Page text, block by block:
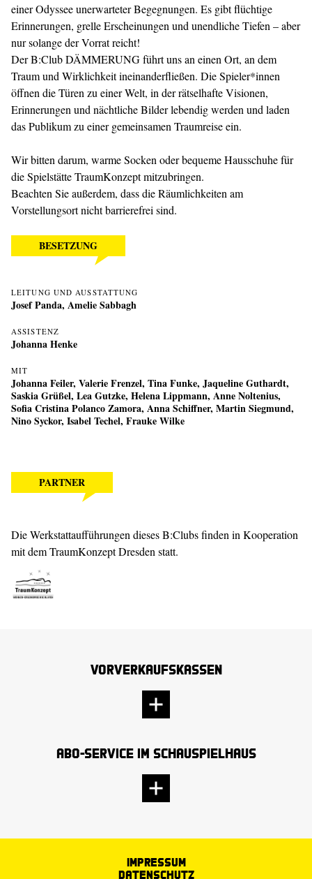
einer Odyssee unerwarteter Begegnungen. Es gibt flüchtige
Erinnerungen, grelle Erscheinungen und unendliche Tiefen – aber
nur solange der Vorrat reicht!
Der B:Club DÄMMERUNG führt uns an einen Ort, an dem
Traum und Wirklichkeit ineinanderfließen. Die Spieler*innen
öffnen die Türen zu einer Welt, in der rätselhafte Visionen,
Erinnerungen und nächtliche Bilder lebendig werden und laden
das Publikum zu einer gemeinsamen Traumreise ein.
Wir bitten darum, warme Socken oder bequeme Hausschuhe für
die Spielstätte TraumKonzept mitzubringen.
Beachten Sie außerdem, dass die Räumlichkeiten am
Vorstellungsort nicht barrierefrei sind.
BESETZUNG
LEITUNG UND AUSSTATTUNG
Josef Panda, Amelie Sabbagh
ASSISTENZ
Johanna Henke
MIT
Johanna Feiler, Valerie Frenzel, Tina Funke, Jaqueline Guthardt,
Saskia Grüßel, Lea Gutzke, Helena Lippmann, Anne Noltenius,
Sofia Cristina Polanco Zamora, Anna Schiffner, Martin Siegmund,
Nino Syckor, Isabel Techel, Frauke Wilke
PARTNER
Die Werkstattaufführungen dieses B:Clubs finden in Kooperation
mit dem TraumKonzept Dresden statt.
Vorverkaufskassen
Abo-Service im Schauspielhaus
Impressum
Datenschutz